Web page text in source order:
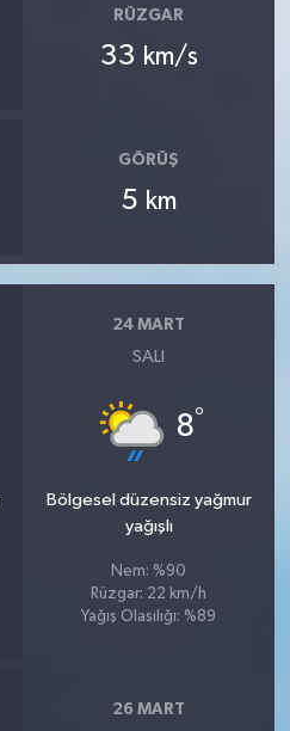
RÜZGAR
33 km/s
GÖRÜŞ
5 km
24 MART
SALI
8°
Bölgesel düzensiz yağmur
yağışlı
Nem: %90
Rüzgar: 22 km/h
Yağış Olasılığı: %89
26 MART